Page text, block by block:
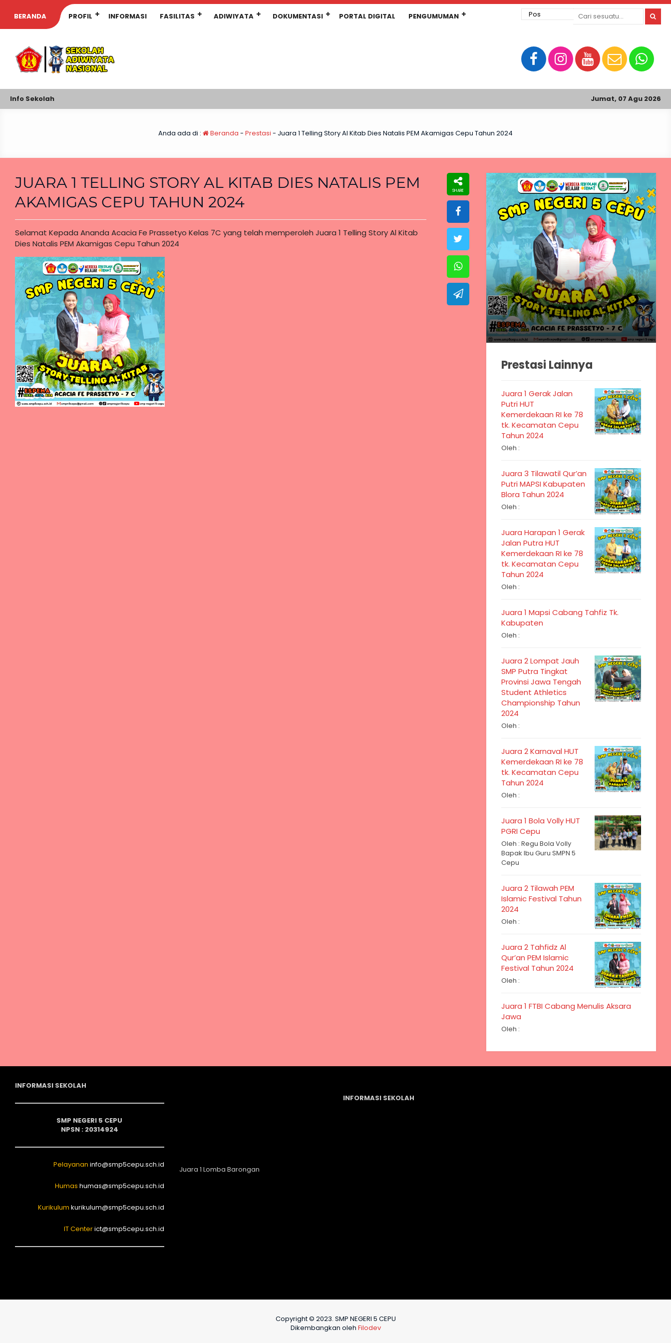
BERANDA PROFIL INFORMASI FASILITAS ADIWIYATA DOKUMENTASI PORTAL DIGITAL PENGUMUMAN
Info Sekolah Jumat, 07 Agu 2026
Anda ada di : Beranda - Prestasi - Juara 1 Telling Story Al Kitab Dies Natalis PEM Akamigas Cepu Tahun 2024
JUARA 1 TELLING STORY AL KITAB DIES NATALIS PEM
AKAMIGAS CEPU TAHUN 2024
Selamat Kepada Ananda Acacia Fe Prassetyo Kelas 7C yang telah memperoleh Juara 1 Telling Story Al Kitab
Dies Natalis PEM Akamigas Cepu Tahun 2024
Prestasi Lainnya
Juara 1 Gerak Jalan
Putri HUT
Kemerdekaan RI ke 78
tk. Kecamatan Cepu
Tahun 2024
Oleh :
Juara 3 Tilawatil Qur’an
Putri MAPSI Kabupaten
Blora Tahun 2024
Oleh :
Juara Harapan 1 Gerak
Jalan Putra HUT
Kemerdekaan RI ke 78
tk. Kecamatan Cepu
Tahun 2024
Oleh :
Juara 1 Mapsi Cabang Tahfiz Tk.
Kabupaten
Oleh :
Juara 2 Lompat Jauh
SMP Putra Tingkat
Provinsi Jawa Tengah
Student Athletics
Championship Tahun
2024
Oleh :
Juara 2 Karnaval HUT
Kemerdekaan RI ke 78
tk. Kecamatan Cepu
Tahun 2024
Oleh :
Juara 1 Bola Volly HUT
PGRI Cepu
Oleh : Regu Bola Volly
Bapak Ibu Guru SMPN 5
Cepu
Juara 2 Tilawah PEM
Islamic Festival Tahun
2024
Oleh :
Juara 2 Tahfidz Al
Qur’an PEM Islamic
Festival Tahun 2024
Oleh :
Juara 1 FTBI Cabang Menulis Aksara
Jawa
Oleh :
INFORMASI SEKOLAH
SMP NEGERI 5 CEPU
NPSN : 20314924
Pelayanan info@smp5cepu.sch.id
Humas humas@smp5cepu.sch.id
Kurikulum kurikulum@smp5cepu.sch.id
IT Centerict@smp5cepu.sch.id
Juara 1 Lomba Barongan
INFORMASI SEKOLAH
Copyright © 2023. SMP NEGERI 5 CEPU
Dikembangkan oleh Filodev